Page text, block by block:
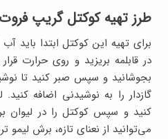
طرز تهیه کوکتل گریپ فروت
برای تهیه این کوکتل ابتدا باید
بجوشانید و سپس صبر کنید تا
گازدار را به نوشیدنی اضافه
کنید و سپس کوکتل را در لیوان
می‌توانید از نعنای تازه، برش لیمو